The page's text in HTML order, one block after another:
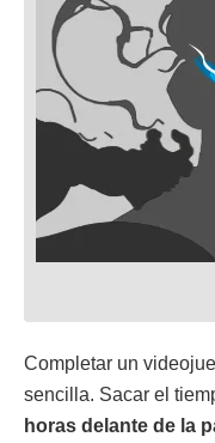
Completar un
sencilla. Sacar el
horas delante de la